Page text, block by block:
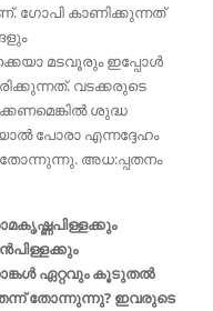
ഗോപി കാണിക്കുന്നത്
മടവൂരും ഇപ്പോൾ
വടക്കരുടെ
ശുദ്ധ
പോരാ എന്നദ്ദേഹം
തോന്നുന്നു. അധ:പ്പതനം
ഏറ്റവും കൂടുതൽ
തോന്നുന്നു? ഇവരുടെ